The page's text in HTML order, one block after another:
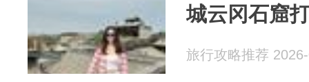
城云冈石窟
旅行攻略推荐